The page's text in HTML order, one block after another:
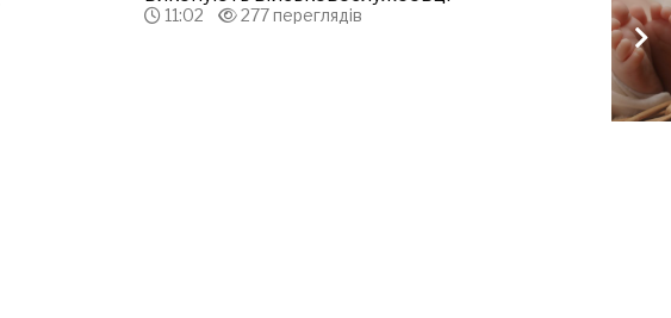
11:02 277 переглядів